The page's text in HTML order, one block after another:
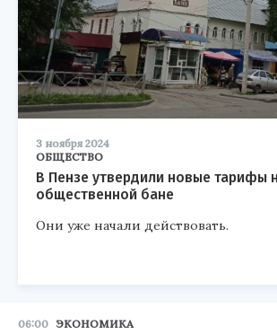
3 ноября 2024
ОБЩЕСТВО
В Пензе утвердили новые тарифы
общественной бане
Они уже начали действовать.
06:00 ЭКОНОМИКА